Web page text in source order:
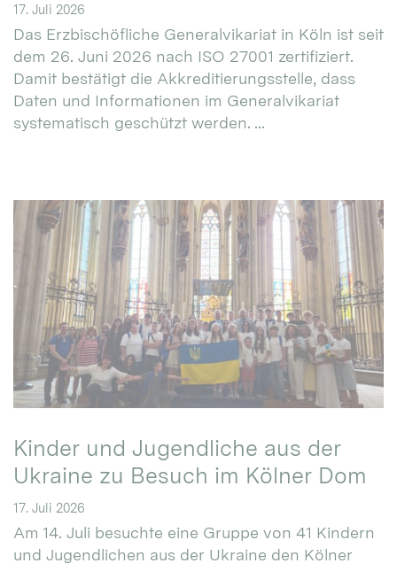
17. Juli 2026
Das Erzbischöfliche Generalvikariat in Köln ist seit
dem 26. Juni 2026 nach ISO 27001 zertifiziert.
Damit bestätigt die Akkreditierungsstelle, dass
Daten und Informationen im Generalvikariat
systematisch geschützt werden. ...
Kinder und Jugendliche aus der
Ukraine zu Besuch im Kölner Dom
17. Juli 2026
Am 14. Juli besuchte eine Gruppe von 41 Kindern
und Jugendlichen aus der Ukraine den Kölner